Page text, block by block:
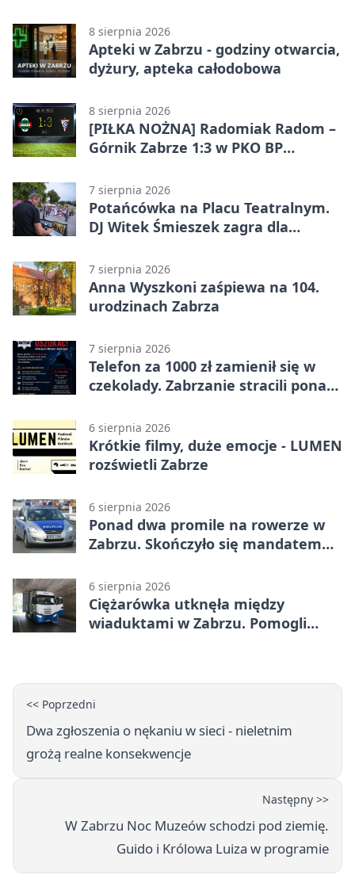
8 sierpnia 2026
Apteki w Zabrzu - godziny otwarcia,
dyżury, apteka całodobowa
8 sierpnia 2026
[PIŁKA NOŻNA] Radomiak Radom –
Górnik Zabrze 1:3 w PKO BP
Federico dał zabrzanom zwycięstwo
7 sierpnia 2026
Potańcówka na Placu Teatralnym.
DJ Witek Śmieszek zagra dla
7 sierpnia 2026
Anna Wyszkoni zaśpiewa na 104.
urodzinach Zabrza
7 sierpnia 2026
Telefon za 1000 zł zamienił się w
czekolady. Zabrzanie stracili ponad
6 sierpnia 2026
Krótkie filmy, duże emocje - LUMEN
rozświetli Zabrze
6 sierpnia 2026
Ponad dwa promile na rowerze w
Zabrzu. Skończyło się mandatem
6 sierpnia 2026
Ciężarówka utknęła między
wiaduktami w Zabrzu. Pomogli
<< Poprzedni
Dwa zgłoszenia o nękaniu w sieci - nieletnim
grożą realne konsekwencje
Następny >>
W Zabrzu Noc Muzeów schodzi pod ziemię.
Guido i Królowa Luiza w programie